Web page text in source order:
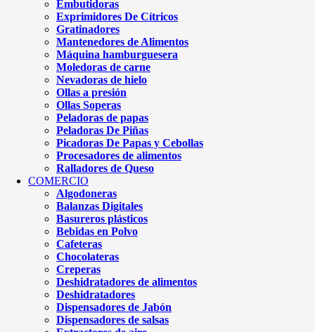
Embutidoras
Exprimidores De Cítricos
Gratinadores
Mantenedores de Alimentos
Máquina hamburguesera
Moledoras de carne
Nevadoras de hielo
Ollas a presión
Ollas Soperas
Peladoras de papas
Peladoras De Piñas
Picadoras De Papas y Cebollas
Procesadores de alimentos
Ralladores de Queso
COMERCIO
Algodoneras
Balanzas Digitales
Basureros plásticos
Bebidas en Polvo
Cafeteras
Chocolateras
Creperas
Deshidratadores de alimentos
Deshidratadores
Dispensadores de Jabón
Dispensadores de salsas